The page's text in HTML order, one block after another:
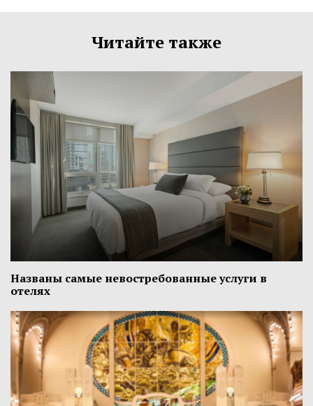
Читайте также
Названы самые невостребованные услуги в
отелях